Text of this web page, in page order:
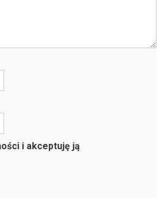
i akceptuję ją